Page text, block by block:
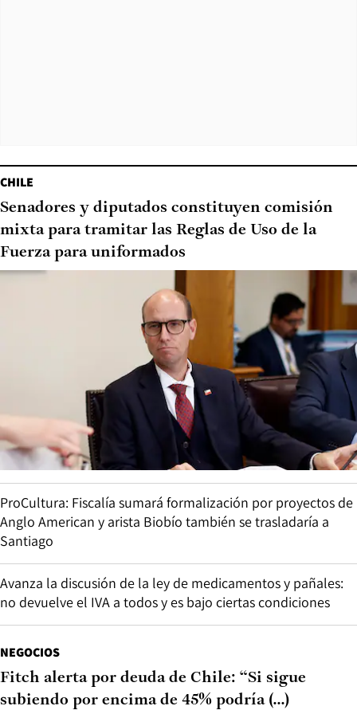
CHILE
Senadores y diputados constituyen comisión
mixta para tramitar las Reglas de Uso de la
Fuerza para uniformados
ProCultura: Fiscalía sumará formalización por proyectos de
Anglo American y arista Biobío también se trasladaría a
Santiago
Avanza la discusión de la ley de medicamentos y pañales:
no devuelve el IVA a todos y es bajo ciertas condiciones
NEGOCIOS
Fitch alerta por deuda de Chile: “Si sigue
subiendo por encima de 45% podría (...)